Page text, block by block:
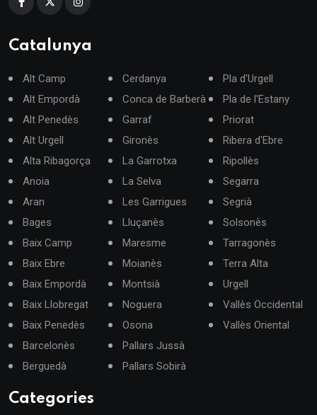
Catalunya
Alt Camp
Alt Empordà
Alt Penedès
Alt Urgell
Alta Ribagorça
Anoia
Aran
Bages
Baix Camp
Baix Ebre
Baix Empordà
Baix Llobregat
Baix Penedès
Barcelonès
Berguedà
Cerdanya
Conca de Barberà
Garraf
Gironès
La Garrotxa
La Selva
Les Garrigues
Lluçanès
Maresme
Moianès
Montsià
Noguera
Osona
Pallars Jussà
Pallars Sobirà
Pla d'Urgell
Pla de l'Estany
Priorat
Ribera d'Ebre
Ripollès
Segarra
Segrià
Solsonès
Tarragonès
Terra Alta
Urgell
Vallès Occidental
Vallès Oriental
Categories